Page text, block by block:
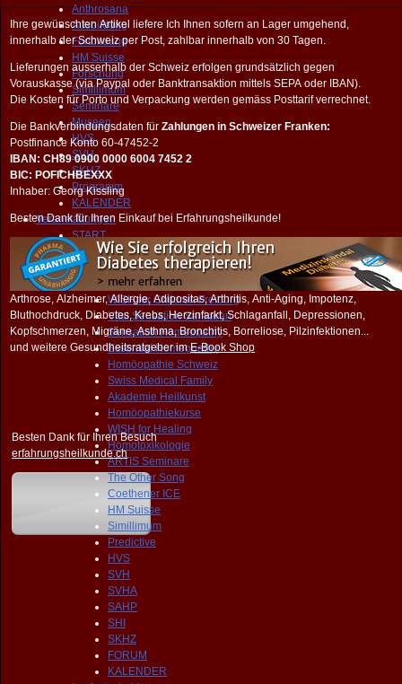
Anthrosana
Ausbildung
Fortbildung
HM Suisse
Forschung
Simillimum
Seminare
Museen
HVS
SVH
SKHZ
Programm
KALENDER
Veranstaltungen
START
PRAXIS
NEWS
Homöopathie
WISH for Children Freiburg
Vital Sensation Sankaran
Sensation Homeopathy
Essential Homeopathy
Homöopathie Schweiz
Swiss Medical Family
Akademie Heilkunst
Homöopathiekurse
WISH for Healing
Homotoxikologie
ARTIS Seminare
The Other Song
Coethener ICE
HM Suisse
Simillimum
Predictive
HVS
SVH
SVHA
SAHP
SHI
SKHZ
FORUM
KALENDER
Ihre gewünschten Artikel liefere Ich Ihnen sofern an Lager umgehend,
innerhalb der Schweiz per Post, zahlbar innerhalb von 30 Tagen.
Lieferungen ausserhalb der Schweiz erfolgen grundsätzlich gegen
Vorauskasse (via Paypal oder Banktransaktion mittels SEPA oder IBAN).
Die Kosten für Porto und Verpackung werden gemäss Posttarif verrechnet.
Die Bankverbindungsdaten für Zahlungen in Schweizer Franken:
Postfinance Konto 60-47452-2
IBAN: CH89 0900 0000 6004 7452 2
BIC: POFICHBEXXX
Inhaber: Georg Kissling
Besten Dank für Ihren Einkauf bei Erfahrungsheilkunde!
Arthrose, Alzheimer, Allergie, Adipositas, Arthritis, Anti-Aging, Impotenz,
Bluthochdruck, Diabetes, Krebs, Herzinfarkt, Schlaganfall, Depressionen,
Kopfschmerzen, Migräne, Asthma, Bronchitis, Borreliose, Pilzinfektionen...
und weitere Gesundheitsratgeber imE-Book Shop
Besten Dank für Ihren Besuch
erfahrungsheilkunde.ch